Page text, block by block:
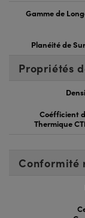
Gamme de
Planéité de
Propriétés
Coéfficient
Thermique
Conformité